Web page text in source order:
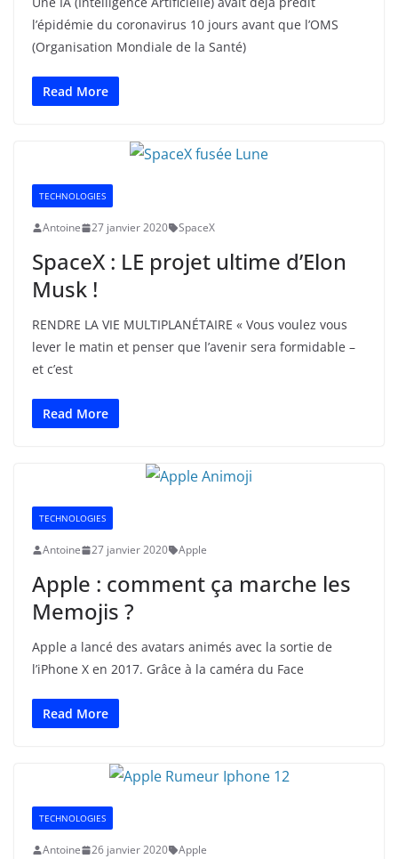
l’épidémie du coronavirus 10 jours avant que l’OMS
(Organisation Mondiale de la Santé)
Read More
TECHNOLOGIES
Antoine 27 janvier 2020 SpaceX
SpaceX : LE projet ultime d’Elon
Musk !
RENDRE LA VIE MULTIPLANÉTAIRE « Vous voulez vous
lever le matin et penser que l’avenir sera formidable –
et c’est
Read More
TECHNOLOGIES
Antoine 27 janvier 2020 Apple
Apple : comment ça marche les
Memojis ?
Apple a lancé des avatars animés avec la sortie de
l’iPhone X en 2017. Grâce à la caméra du Face
Read More
TECHNOLOGIES
Antoine 26 janvier 2020 Apple